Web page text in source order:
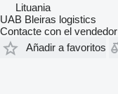
Lituania
UAB Bleiras logistics
Contacte con el vendedor
Añadir a favoritos